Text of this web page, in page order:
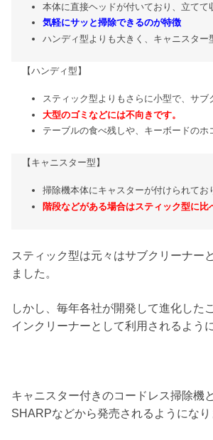
本体に直接ヘッドが付いており、立てて
気軽にサッと掃除できるのが特徴
ハンディ型よりも大きく、キャニスター
【ハンディ型】
スティック型よりもさらに小型で、サ
大型のゴミなどには不向きです。
テーブルの食べ残しや、キーボードの
【キャニスター型】
掃除機本体にキャスターが付けられて
階段などがある場合はスティック型に比
スティック型は元々はサブクリーナー
ました。
しかし、毎年各社が開発して進化した
インクリーナーとして利用されるよう
キャニスター付きのコードレス掃除機
SHARPなどから発売されるようになり